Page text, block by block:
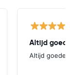
Altijd
Altijd goede